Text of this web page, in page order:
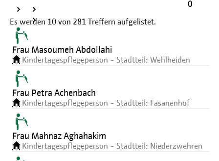
0
>
>
>
Es werden 10 von 281 Treffern aufgelistet.
Frau Masoumeh Abdollahi
Kindertagespflegeperson - Stadtteil: Wehlheiden
Frau Petra Achenbach
Kindertagespflegeperson - Stadtteil: Fasanenhof
Frau Mahnaz Aghahakim
Kindertagespflegeperson - Stadtteil: Niederzwehren